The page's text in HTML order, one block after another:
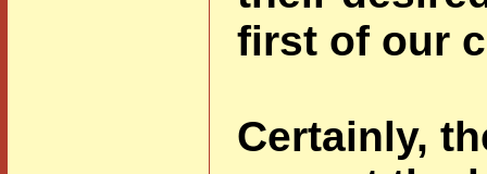
first of our
Certainly,